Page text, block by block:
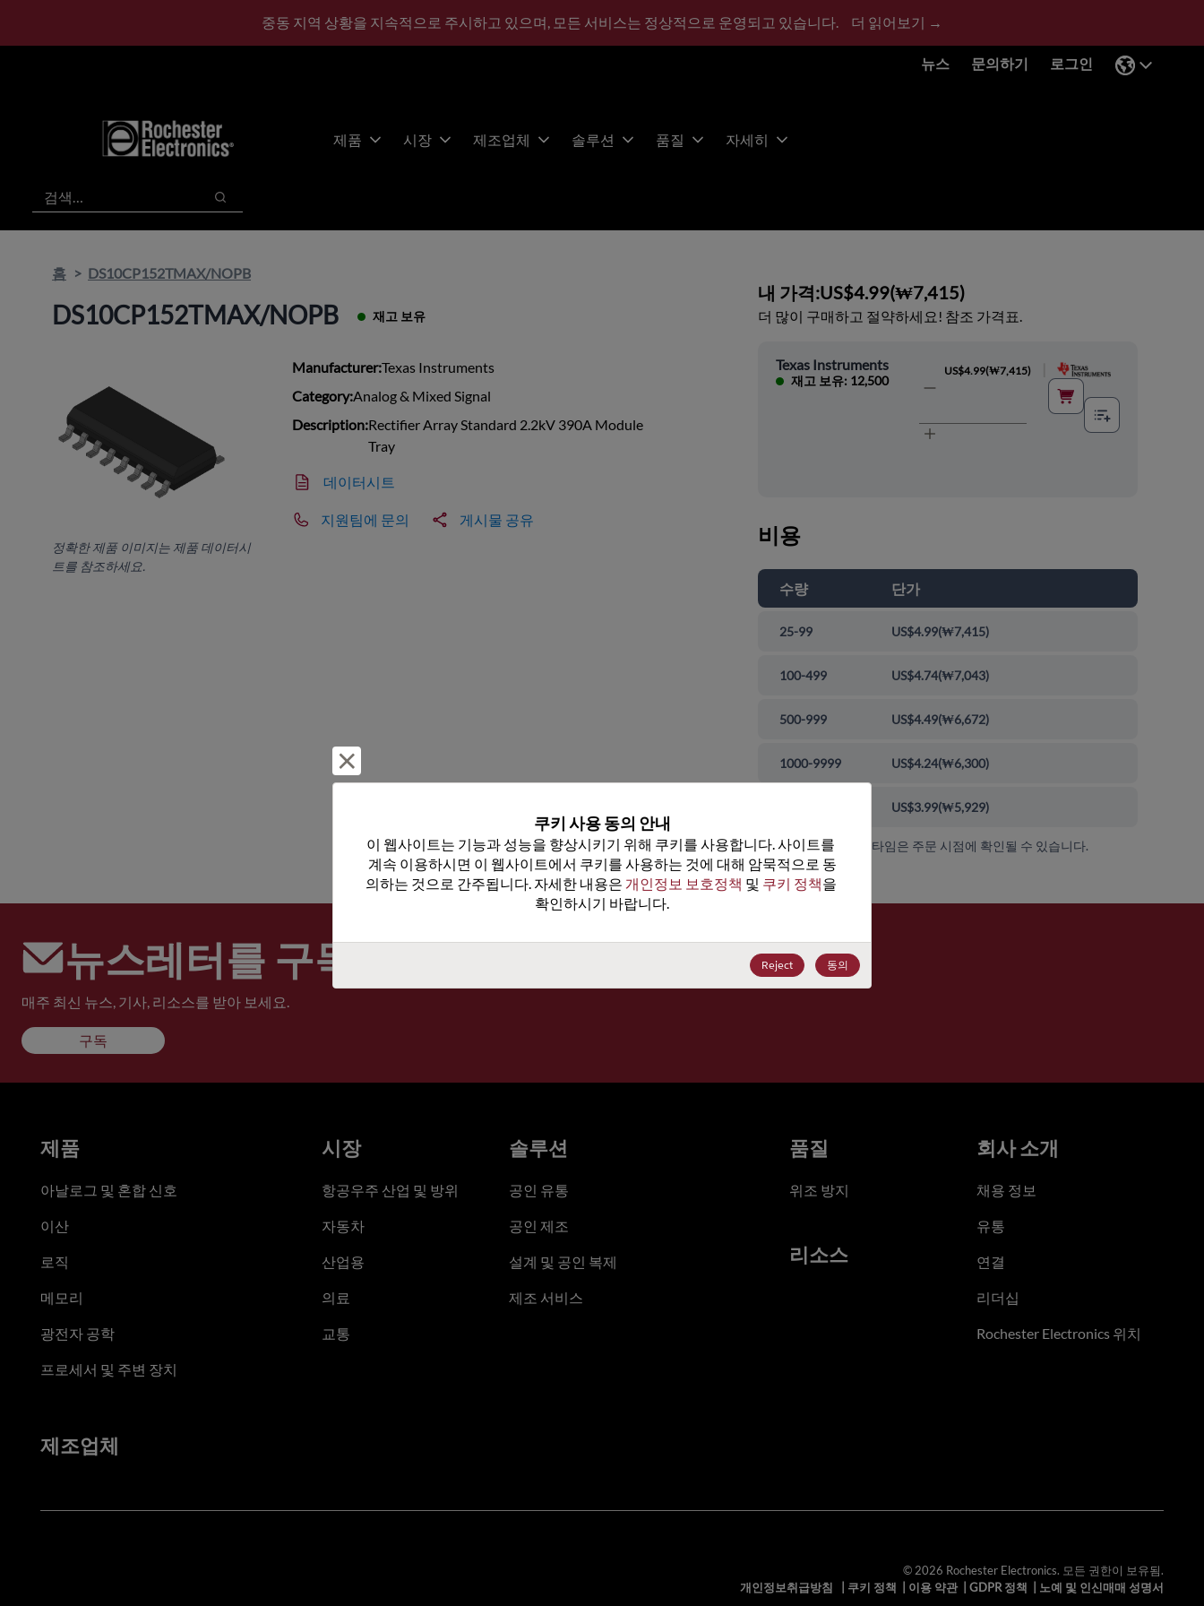
중동 지역 상황을 지속적으로 주시하고 있으며, 모든 서비스는 정상적으로 운영되고 있습니다. 더 읽어보기 →
뉴스 문의하기 로그인
제품 시장 제조업체 솔루션 품질 자세히
검색
검색
홈 DS10CP152TMAX/NOPB
DS10CP152TMAX/NOPB 재고 보유
정확한 제품 이미지는 제품 데이터시
트를 참조하세요.
Manufacturer:Texas Instruments
Category:Analog & Mixed Signal
Description:Rectifier Array Standard 2.2kV 390A Module
Tray
데이터시트
지원팀에 문의 게시물 공유
내 가격:US$4.99(₩7,415)
더 많이 구매하고 절약하세요! 참조 가격표.
Texas Instruments
재고 보유: 12,500
US$4.99(₩7,415)
비용
수량 단가
25-99 US$4.99(₩7,415)
100-499 US$4.74(₩7,043)
500-999 US$4.49(₩6,672)
1000-9999 US$4.24(₩6,300)
US$3.99(₩5,929)
가격, 가용성 및 리드 타임은 주문 시점에 확인될 수 있습니다.
뉴스레터를 구독하세요
매주 최신 뉴스, 기사, 리소스를 받아 보세요.
구독
쿠키 사용 동의 안내
이 웹사이트는 기능과 성능을 향상시키기 위해 쿠키를 사용합니다. 사이트를
계속 이용하시면 이 웹사이트에서 쿠키를 사용하는 것에 대해 암묵적으로 동
의하는 것으로 간주됩니다. 자세한 내용은 개인정보 보호정책 및 쿠키 정책을
확인하시기 바랍니다.
Reject 동의
제품
아날로그 및 혼합 신호
이산
로직
메모리
광전자 공학
프로세서 및 주변 장치
시장
항공우주 산업 및 방위
자동차
산업용
의료
교통
솔루션
공인 유통
공인 제조
설계 및 공인 복제
제조 서비스
품질
위조 방지
리소스
회사 소개
채용 정보
유통
연결
리더십
Rochester Electronics 위치
제조업체
© 2026 Rochester Electronics. 모든 권한이 보유됨.
개인정보취급방침
쿠키 정책 이용 약관| GDPR 정책 노예 및 인신매매 성명서